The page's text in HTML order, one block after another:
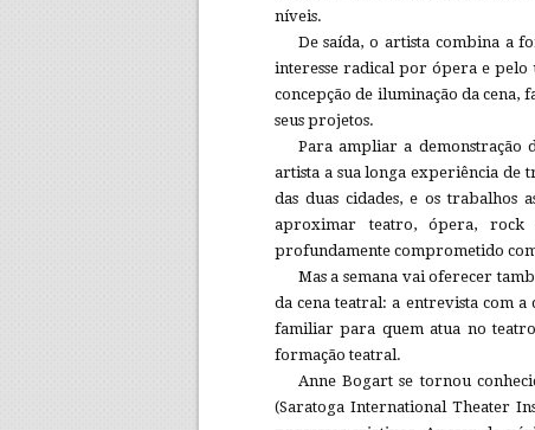
níveis.
De saída, o artista combina a
interesse radical por ópera e pelo
concepção de iluminação da cena,
seus projetos.
Para ampliar a demonstração
artista a sua longa experiência de
das duas cidades, e os
aproximar teatro, ópera,
profundamente comprometido
Mas a semana vai oferecer
da cena teatral: a entrevista com
familiar para quem atua no
formação teatral.
Anne Bogart se tornou
(Saratoga International Theater